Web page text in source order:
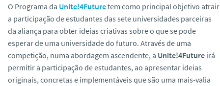
O Programa da Unite!4Futuretem como principal objetivo atrair
a participação de estudantes das sete universidades parceiras
da aliança para obter ideias criativas sobre o que se pode
esperar de uma universidade do futuro. Através de uma
competição, numa abordagem ascendente, a Unite!4Future irá
permitir a participação de estudantes, ao apresentar ideias
originais, concretas e implementáveis que são uma mais-valia